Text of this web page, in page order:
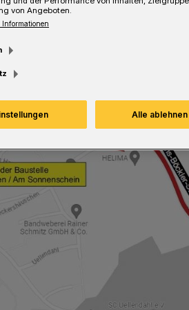
von Angeboten.
Alle ablehnen